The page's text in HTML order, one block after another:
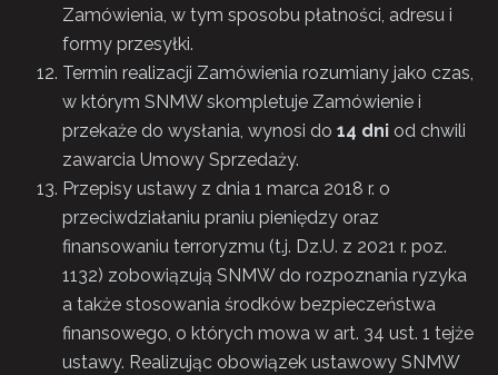
Zamówienia, w tym sposobu płatności, adresu i
formy przesyłki.
Termin realizacji Zamówienia rozumiany jako czas,
w którym SNMW skompletuje Zamówienie i
przekaże do wysłania, wynosi do 14 dni od chwili
zawarcia Umowy Sprzedaży.
Przepisy ustawy z dnia 1 marca 2018 r. o
przeciwdziałaniu praniu pieniędzy oraz
finansowaniu terroryzmu (t.j. Dz.U. z 2021 r. poz.
1132) zobowiązują SNMW do rozpoznania ryzyka
a także stosowania środków bezpieczeństwa
finansowego, o których mowa w art. 34 ust. 1 tejże
ustawy. Realizując obowiązek ustawowy SNMW